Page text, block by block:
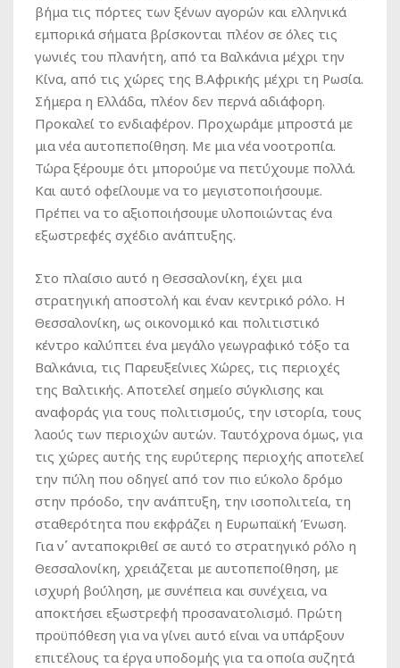
βήμα τις πόρτες των ξένων αγορών και ελληνικά
εμπορικά σήματα βρίσκονται πλέον σε όλες τις
γωνιές του πλανήτη, από τα Βαλκάνια μέχρι την
Κίνα, από τις χώρες της Β.Αφρικής μέχρι τη Ρωσία.
Σήμερα η Ελλάδα, πλέον δεν περνά αδιάφορη.
Προκαλεί το ενδιαφέρον. Προχωράμε μπροστά με
μια νέα αυτοπεποίθηση. Με μια νέα νοοτροπία.
Τώρα ξέρουμε ότι μπορούμε να πετύχουμε πολλά.
Και αυτό οφείλουμε να το μεγιστοποιήσουμε.
Πρέπει να το αξιοποιήσουμε υλοποιώντας ένα
εξωστρεφές σχέδιο ανάπτυξης.
Στο πλαίσιο αυτό η Θεσσαλονίκη, έχει μια
στρατηγική αποστολή και έναν κεντρικό ρόλο. Η
Θεσσαλονίκη, ως οικονομικό και πολιτιστικό
κέντρο καλύπτει ένα μεγάλο γεωγραφικό τόξο τα
Βαλκάνια, τις Παρευξείνιες Χώρες, τις περιοχές
της Βαλτικής. Αποτελεί σημείο σύγκλισης και
αναφοράς για τους πολιτισμούς, την ιστορία, τους
λαούς των περιοχών αυτών. Ταυτόχρονα όμως, για
τις χώρες αυτής της ευρύτερης περιοχής αποτελεί
την πύλη που οδηγεί από τον πιο εύκολο δρόμο
στην πρόοδο, την ανάπτυξη, την ισοπολιτεία, τη
σταθερότητα που εκφράζει η Ευρωπαϊκή Ένωση.
Για ν΄ ανταποκριθεί σε αυτό το στρατηγικό ρόλο η
Θεσσαλονίκη, χρειάζεται με αυτοπεποίθηση, με
ισχυρή βούληση, με συνέπεια και συνέχεια, να
αποκτήσει εξωστρεφή προσανατολισμό. Πρώτη
προϋπόθεση για να γίνει αυτό είναι να υπάρξουν
επιτέλους τα έργα υποδομής για τα οποία συζητά